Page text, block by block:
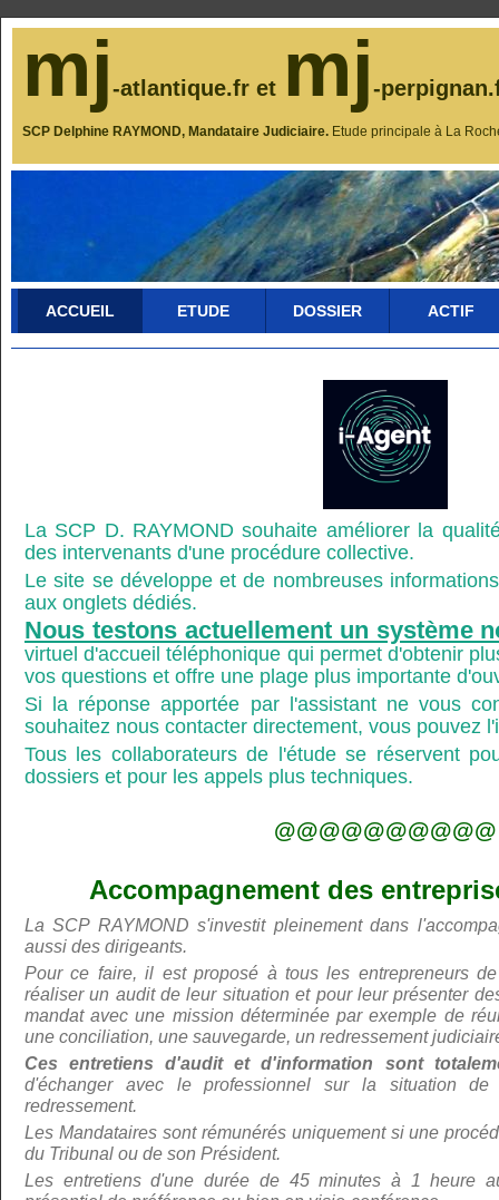
mj-atlantique.fr et mj-
SCP Delphine RAYMOND, Mandataire Judiciaire. Etude principale à La
ACCUEIL ETUDE DOSSIER ACTIF
La SCP D. RAYMOND souhaite améliorer la
des intervenants d'une procédure collective.
Le site se développe et de nombreuses
aux onglets dédiés.
Nous testons actuellement un système
virtuel d'accueil téléphonique qui permet d'obtenir
vos questions et offre une plage plus importante
Si la réponse apportée par l'assistant ne vous
souhaitez nous contacter directement, vous pouvez
Tous les collaborateurs de l'étude se réservent
dossiers et pour les appels plus techniques.
@@@@@@@@@@
Accompagnement des
La SCP RAYMOND s'investit pleinement dans
aussi des dirigeants.
Pour ce faire, il est proposé à tous les entrepreneurs
réaliser un audit de leur situation et pour leur présenter
mandat avec une mission déterminée par exemple de
une conciliation, une sauvegarde, un redressement
Ces entretiens d'audit et d'information sont
d'échanger avec le professionnel sur la situation
redressement.
Les Mandataires sont rémunérés uniquement si une
du Tribunal ou de son Président.
Les entretiens d'une durée de 45 minutes à 1 heure